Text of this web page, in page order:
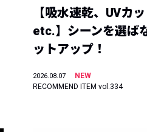
【吸水速乾、UVカ
etc.】シーンを選ば
ットアップ！
2026.08.07
NEW
RECOMMEND ITEM vol.334